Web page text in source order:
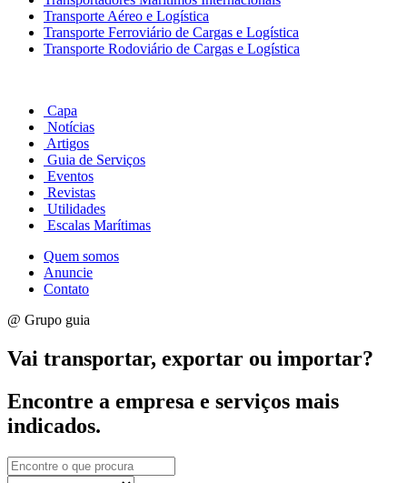
Transporte Aéreo e Logística
Transporte Ferroviário de Cargas e Logística
Transporte Rodoviário de Cargas e Logística
Capa
Notícias
Artigos
Guia de Serviços
Eventos
Revistas
Utilidades
Escalas Marítimas
Quem somos
Anuncie
Contato
@ Grupo guia
Vai transportar, exportar ou importar?
Encontre a empresa e serviços mais
indicados.